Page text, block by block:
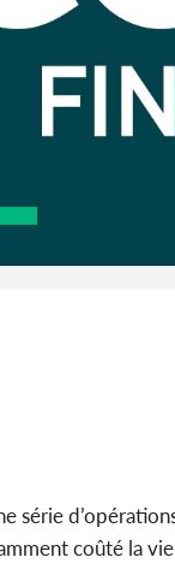
série
coûté la